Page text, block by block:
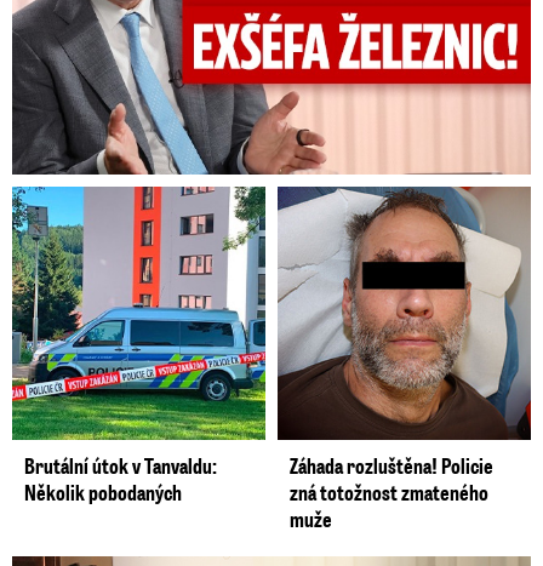
Brutální útok v Tanvaldu:
Několik pobodaných
Záhada rozluštěna! Policie
zná totožnost zmateného
muže